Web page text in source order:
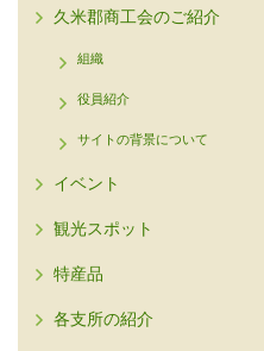
久米郡商工会のご紹介
組織
役員紹介
サイトの背景について
イベント
観光スポット
特産品
各支所の紹介